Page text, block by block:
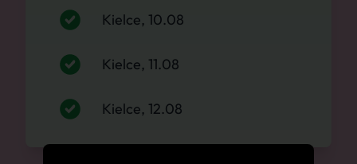
Kielce, 10.08
Kielce, 11.08
Kielce, 12.08